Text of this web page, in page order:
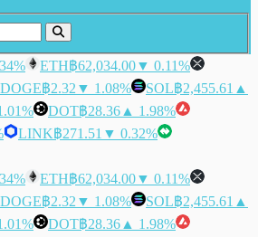
ETH฿62,034.00▼ 0.11%
DOGE฿2.32 ▼ 1.08% SOL฿2,455.61 ▲
DOT฿28.36 ▲ 1.98%
LINK฿271.51 ▼ 0.32%
ETH฿62,034.00▼ 0.11%
DOGE฿2.32 ▼ 1.08% SOL฿2,455.61 ▲
DOT฿28.36 ▲ 1.98%